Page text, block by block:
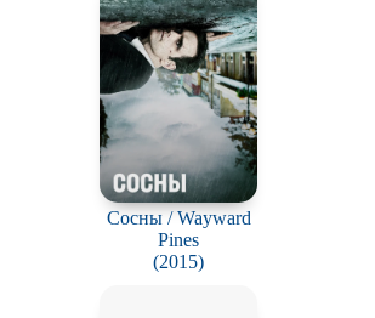
Сосны / Wayward
Pines
(2015)